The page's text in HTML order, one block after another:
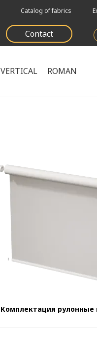
Catalog of fabrics
Contact
VERTICAL ROMAN
Комплектация